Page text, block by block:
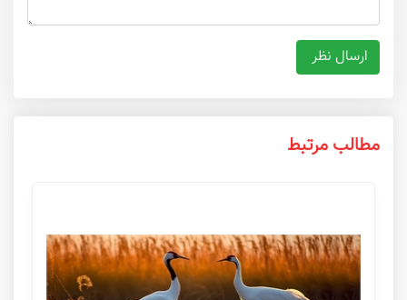
مطالب مرتبط